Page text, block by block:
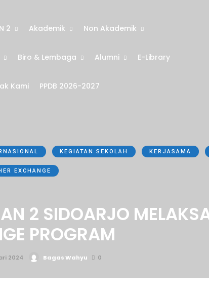
2 Akademik Non Akademik
Biro & Lembaga Alumni E-Library
Kami PPDB 2026-2027
KEGIATAN SEKOLAH KERJASAMA
EXCHANGE
2 SIDOARJO
PROGRAM
2024 Bagas Wahyu 0